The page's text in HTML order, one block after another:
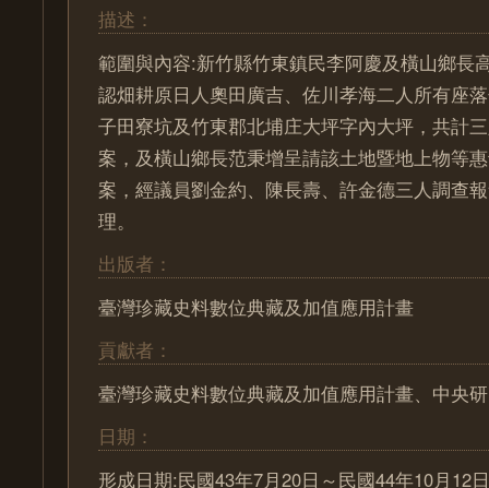
描述：
範圍與內容:新竹縣竹東鎮民李阿慶及橫山鄉長
認畑耕原日人奧田廣吉、佐川孝海二人所有座
子田寮坑及竹東郡北埔庄大坪字內大坪，共計
案，及橫山鄉長范秉增呈請該土地暨地上物等
案，經議員劉金約、陳長壽、許金德三人調查
理。
出版者：
臺灣珍藏史料數位典藏及加值應用計畫
貢獻者：
臺灣珍藏史料數位典藏及加值應用計畫、中央
日期：
形成日期:民國43年7月20日～民國44年10月12